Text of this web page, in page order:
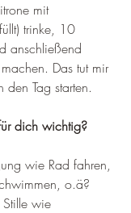
mit
trinke, 10
anschließend
Das tut mir
Tag starten.
dich wichtig?
wie Rad fahren,
o.ä?
wie